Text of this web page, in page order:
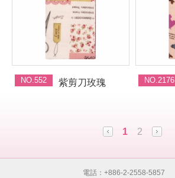
NO.552 紫剪刀玫瑰 NO.2176
1 2
電話：+886-2-2558-5857